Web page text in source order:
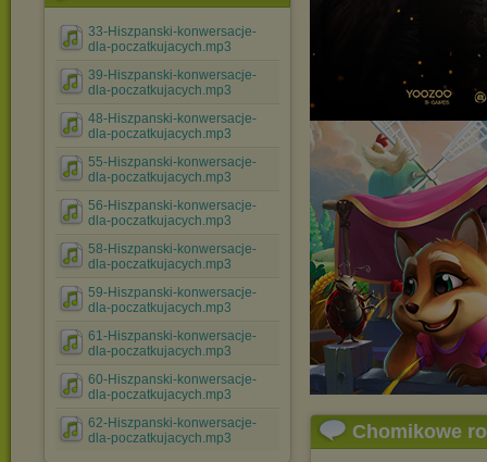
33-Hiszpanski-konwersacje-
dla-poczatkujacych.mp3
39-Hiszpanski-konwersacje-
dla-poczatkujacych.mp3
48-Hiszpanski-konwersacje-
dla-poczatkujacych.mp3
55-Hiszpanski-konwersacje-
dla-poczatkujacych.mp3
56-Hiszpanski-konwersacje-
dla-poczatkujacych.mp3
58-Hiszpanski-konwersacje-
dla-poczatkujacych.mp3
59-Hiszpanski-konwersacje-
dla-poczatkujacych.mp3
61-Hiszpanski-konwersacje-
dla-poczatkujacych.mp3
60-Hiszpanski-konwersacje-
dla-poczatkujacych.mp3
62-Hiszpanski-konwersacje-
dla-poczatkujacych.mp3
Chomikowe